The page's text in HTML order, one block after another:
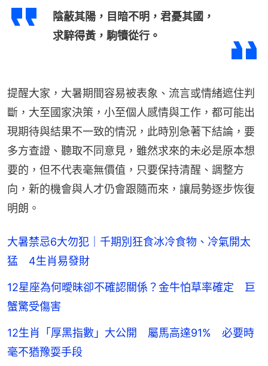
陰蔽其陽，目暗不明，君憂其國，
求騂得黃，駒犢從行。
提醒大家，大暑期間容易被表象、流言或情緒遮住判
斷，大至國家決策，小至個人感情與工作，都可能出
現期待與結果不一致的情況，此時別急著下結論，要
多方查證、聽取不同意見，雖然求來的未必是原本想
要的，但不代表毫無價值，只要保持清醒、調整方
向，新的機會與人才仍會跟隨而來，讓局勢逐步恢復
明朗。
大暑禁忌6大勿犯｜千期別狂食冰冷食物、冷氣開太
猛 4生肖易發財
12星座為何曖昧卻不確認關係？金牛怕草率確定 巨
蟹驚受傷害
12生肖「厚黑指數」大公開 屬馬高達91% 必要時
毫不猶豫耍手段